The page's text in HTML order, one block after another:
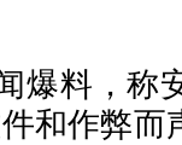
爆料，称
和作弊而